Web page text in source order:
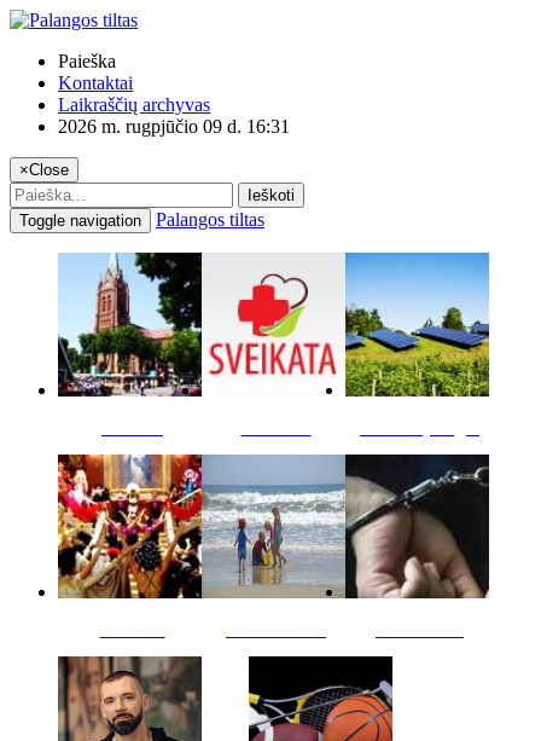
Paieška
Kontaktai
Laikraščių archyvas
2026 m. rugpjūčio 09 d. 16:31
×Close
Ieškoti
Toggle navigation
Palangos tiltas